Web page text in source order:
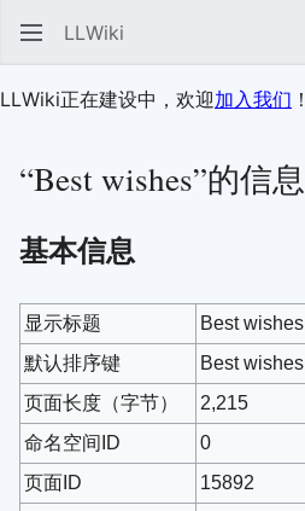
LLWiki
LLWiki正在建设中，欢迎加入我们 ！
“Best wishes”的信息
基本信息
显示标题
Best wishes
默认排序键
Best wishes
页面长度（字节）
2,215
命名空间ID
0
页面ID
15892